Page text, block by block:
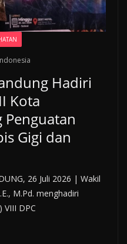
Hadiri
Kota
Gigi dan
26 Juli 2026 | Wakil
M.Pd. menghadiri
VIII DPC